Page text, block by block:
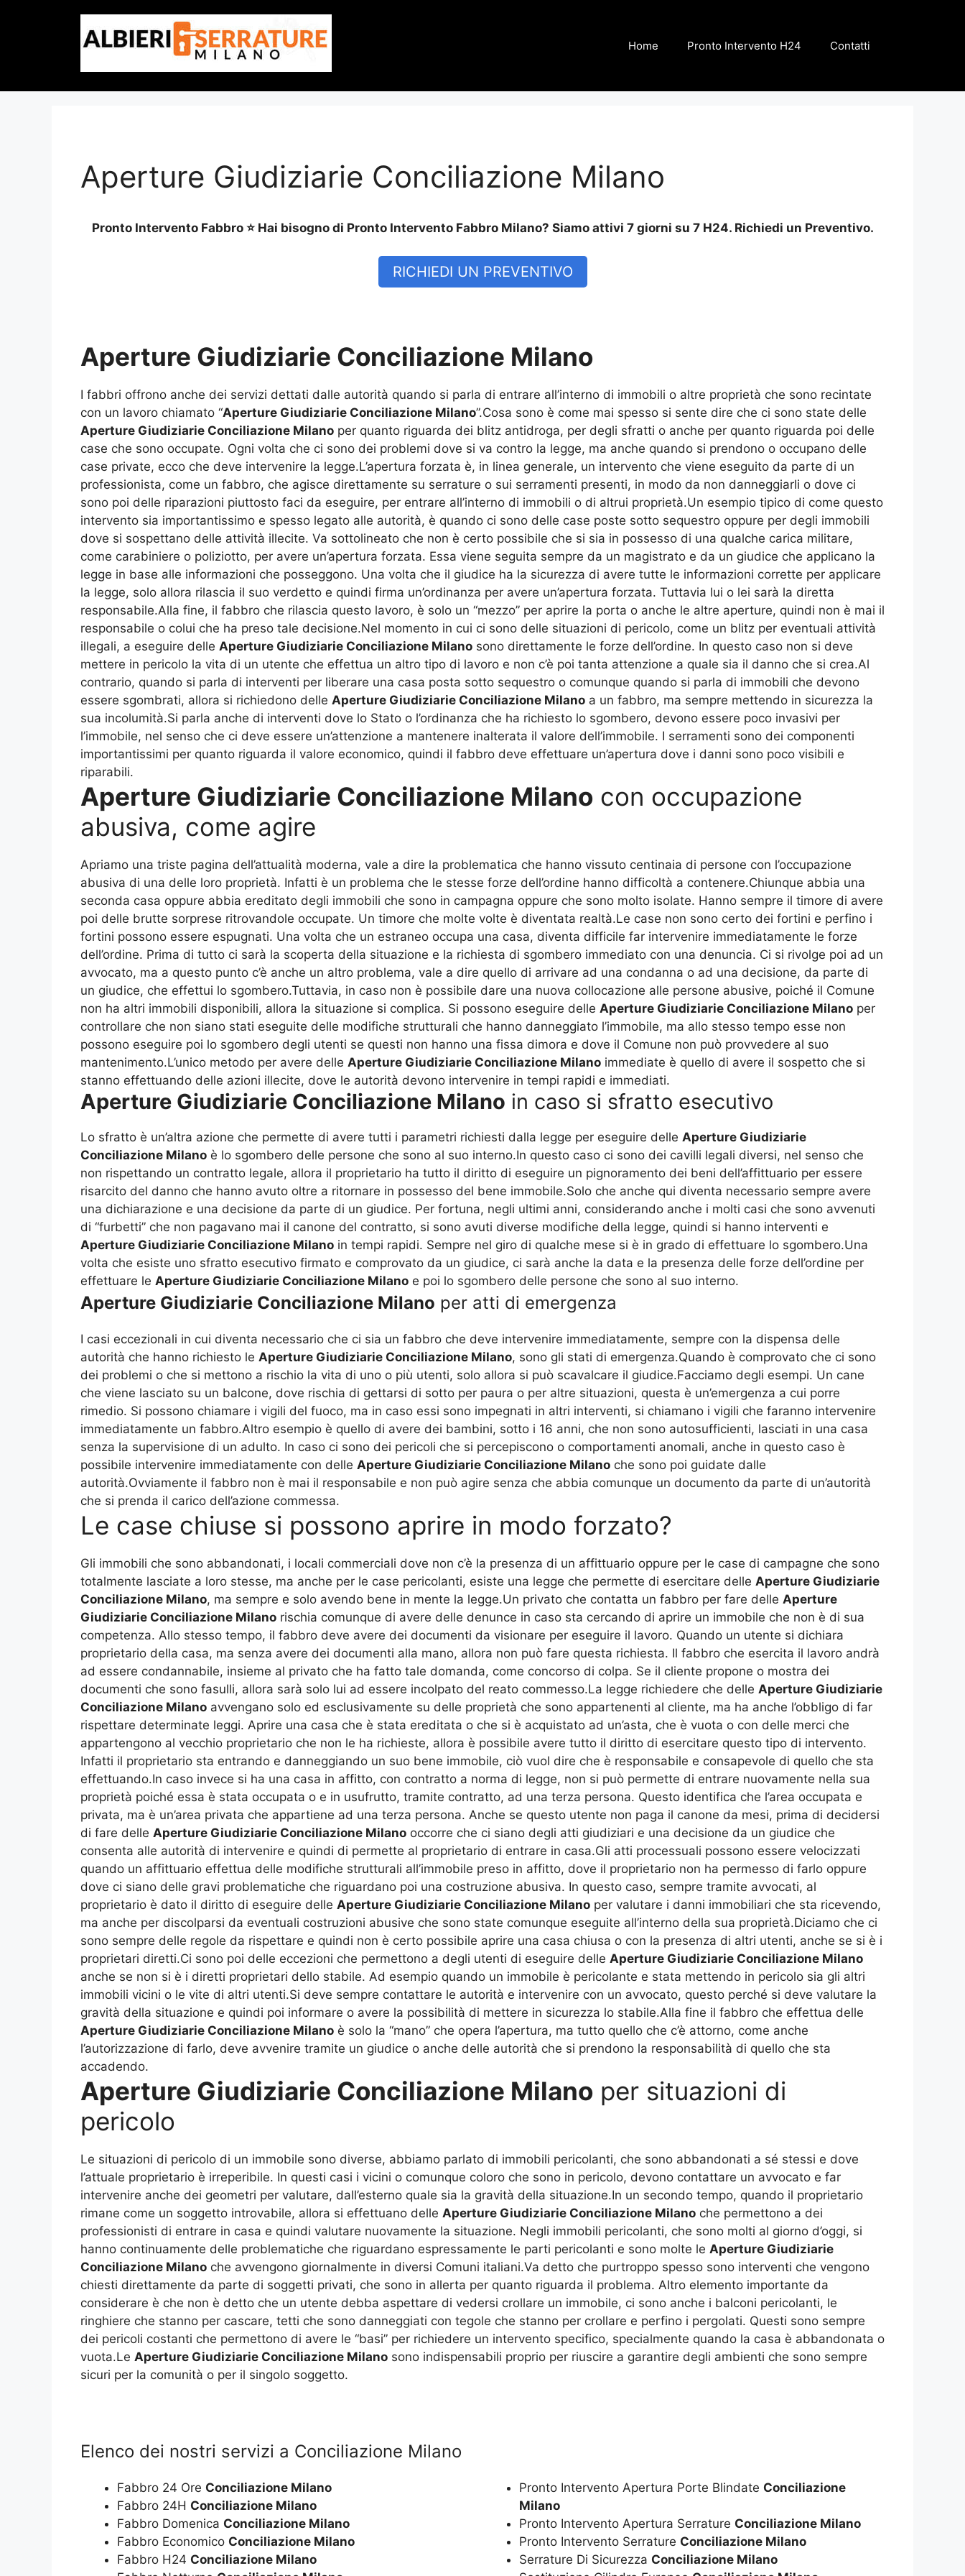
Home Pronto Intervento H24 Contatti
Aperture Giudiziarie Conciliazione Milano
Pronto Intervento Fabbro ⭐ Hai bisogno di Pronto Intervento Fabbro Milano? Siamo attivi 7 giorni su 7 H24. Richiedi un Preventivo.
RICHIEDI UN PREVENTIVO
Aperture Giudiziarie Conciliazione Milano
I fabbri offrono anche dei servizi dettati dalle autorità quando si parla di entrare all’interno di immobili o altre proprietà che sono recintate
con un lavoro chiamato “Aperture Giudiziarie Conciliazione Milano”.Cosa sono è come mai spesso si sente dire che ci sono state delle
Aperture Giudiziarie Conciliazione Milano per quanto riguarda dei blitz antidroga, per degli sfratti o anche per quanto riguarda poi delle
case che sono occupate. Ogni volta che ci sono dei problemi dove si va contro la legge, ma anche quando si prendono o occupano delle
case private, ecco che deve intervenire la legge.L’apertura forzata è, in linea generale, un intervento che viene eseguito da parte di un
professionista, come un fabbro, che agisce direttamente su serrature o sui serramenti presenti, in modo da non danneggiarli o dove ci
sono poi delle riparazioni piuttosto faci da eseguire, per entrare all’interno di immobili o di altrui proprietà.Un esempio tipico di come questo
intervento sia importantissimo e spesso legato alle autorità, è quando ci sono delle case poste sotto sequestro oppure per degli immobili
dove si sospettano delle attività illecite. Va sottolineato che non è certo possibile che si sia in possesso di una qualche carica militare,
come carabiniere o poliziotto, per avere un’apertura forzata. Essa viene seguita sempre da un magistrato e da un giudice che applicano la
legge in base alle informazioni che posseggono. Una volta che il giudice ha la sicurezza di avere tutte le informazioni corrette per applicare
la legge, solo allora rilascia il suo verdetto e quindi firma un’ordinanza per avere un’apertura forzata. Tuttavia lui o lei sarà la diretta
responsabile.Alla fine, il fabbro che rilascia questo lavoro, è solo un “mezzo” per aprire la porta o anche le altre aperture, quindi non è mai il
responsabile o colui che ha preso tale decisione.Nel momento in cui ci sono delle situazioni di pericolo, come un blitz per eventuali attività
illegali, a eseguire delle Aperture Giudiziarie Conciliazione Milano sono direttamente le forze dell’ordine. In questo caso non si deve
mettere in pericolo la vita di un utente che effettua un altro tipo di lavoro e non c’è poi tanta attenzione a quale sia il danno che si crea.Al
contrario, quando si parla di interventi per liberare una casa posta sotto sequestro o comunque quando si parla di immobili che devono
essere sgombrati, allora si richiedono delle Aperture Giudiziarie Conciliazione Milano a un fabbro, ma sempre mettendo in sicurezza la
sua incolumità.Si parla anche di interventi dove lo Stato o l’ordinanza che ha richiesto lo sgombero, devono essere poco invasivi per
l’immobile, nel senso che ci deve essere un’attenzione a mantenere inalterata il valore dell’immobile. I serramenti sono dei componenti
importantissimi per quanto riguarda il valore economico, quindi il fabbro deve effettuare un’apertura dove i danni sono poco visibili e
riparabili.
Aperture Giudiziarie Conciliazione Milano con occupazione
abusiva, come agire
Apriamo una triste pagina dell’attualità moderna, vale a dire la problematica che hanno vissuto centinaia di persone con l’occupazione
abusiva di una delle loro proprietà. Infatti è un problema che le stesse forze dell’ordine hanno difficoltà a contenere.Chiunque abbia una
seconda casa oppure abbia ereditato degli immobili che sono in campagna oppure che sono molto isolate. Hanno sempre il timore di avere
poi delle brutte sorprese ritrovandole occupate. Un timore che molte volte è diventata realtà.Le case non sono certo dei fortini e perfino i
fortini possono essere espugnati. Una volta che un estraneo occupa una casa, diventa difficile far intervenire immediatamente le forze
dell’ordine. Prima di tutto ci sarà la scoperta della situazione e la richiesta di sgombero immediato con una denuncia. Ci si rivolge poi ad un
avvocato, ma a questo punto c’è anche un altro problema, vale a dire quello di arrivare ad una condanna o ad una decisione, da parte di
un giudice, che effettui lo sgombero.Tuttavia, in caso non è possibile dare una nuova collocazione alle persone abusive, poiché il Comune
non ha altri immobili disponibili, allora la situazione si complica. Si possono eseguire delle Aperture Giudiziarie Conciliazione Milano per
controllare che non siano stati eseguite delle modifiche strutturali che hanno danneggiato l’immobile, ma allo stesso tempo esse non
possono eseguire poi lo sgombero degli utenti se questi non hanno una fissa dimora e dove il Comune non può provvedere al suo
mantenimento.L’unico metodo per avere delle Aperture Giudiziarie Conciliazione Milano immediate è quello di avere il sospetto che si
stanno effettuando delle azioni illecite, dove le autorità devono intervenire in tempi rapidi e immediati.
Aperture Giudiziarie Conciliazione Milano in caso si sfratto esecutivo
Lo sfratto è un’altra azione che permette di avere tutti i parametri richiesti dalla legge per eseguire delle Aperture Giudiziarie
Conciliazione Milano è lo sgombero delle persone che sono al suo interno.In questo caso ci sono dei cavilli legali diversi, nel senso che
non rispettando un contratto legale, allora il proprietario ha tutto il diritto di eseguire un pignoramento dei beni dell’affittuario per essere
risarcito del danno che hanno avuto oltre a ritornare in possesso del bene immobile.Solo che anche qui diventa necessario sempre avere
una dichiarazione e una decisione da parte di un giudice. Per fortuna, negli ultimi anni, considerando anche i molti casi che sono avvenuti
di “furbetti” che non pagavano mai il canone del contratto, si sono avuti diverse modifiche della legge, quindi si hanno interventi e
Aperture Giudiziarie Conciliazione Milano in tempi rapidi. Sempre nel giro di qualche mese si è in grado di effettuare lo sgombero.Una
volta che esiste uno sfratto esecutivo firmato e comprovato da un giudice, ci sarà anche la data e la presenza delle forze dell’ordine per
effettuare le Aperture Giudiziarie Conciliazione Milano e poi lo sgombero delle persone che sono al suo interno.
Aperture Giudiziarie Conciliazione Milano per atti di emergenza
I casi eccezionali in cui diventa necessario che ci sia un fabbro che deve intervenire immediatamente, sempre con la dispensa delle
autorità che hanno richiesto le Aperture Giudiziarie Conciliazione Milano, sono gli stati di emergenza.Quando è comprovato che ci sono
dei problemi o che si mettono a rischio la vita di uno o più utenti, solo allora si può scavalcare il giudice.Facciamo degli esempi. Un cane
che viene lasciato su un balcone, dove rischia di gettarsi di sotto per paura o per altre situazioni, questa è un’emergenza a cui porre
rimedio. Si possono chiamare i vigili del fuoco, ma in caso essi sono impegnati in altri interventi, si chiamano i vigili che faranno intervenire
immediatamente un fabbro.Altro esempio è quello di avere dei bambini, sotto i 16 anni, che non sono autosufficienti, lasciati in una casa
senza la supervisione di un adulto. In caso ci sono dei pericoli che si percepiscono o comportamenti anomali, anche in questo caso è
possibile intervenire immediatamente con delle Aperture Giudiziarie Conciliazione Milano che sono poi guidate dalle
autorità.Ovviamente il fabbro non è mai il responsabile e non può agire senza che abbia comunque un documento da parte di un’autorità
che si prenda il carico dell’azione commessa.
Le case chiuse si possono aprire in modo forzato?
Gli immobili che sono abbandonati, i locali commerciali dove non c’è la presenza di un affittuario oppure per le case di campagne che sono
totalmente lasciate a loro stesse, ma anche per le case pericolanti, esiste una legge che permette di esercitare delle Aperture Giudiziarie
Conciliazione Milano, ma sempre e solo avendo bene in mente la legge.Un privato che contatta un fabbro per fare delle Aperture
Giudiziarie Conciliazione Milano rischia comunque di avere delle denunce in caso sta cercando di aprire un immobile che non è di sua
competenza. Allo stesso tempo, il fabbro deve avere dei documenti da visionare per eseguire il lavoro. Quando un utente si dichiara
proprietario della casa, ma senza avere dei documenti alla mano, allora non può fare questa richiesta. Il fabbro che esercita il lavoro andrà
ad essere condannabile, insieme al privato che ha fatto tale domanda, come concorso di colpa. Se il cliente propone o mostra dei
documenti che sono fasulli, allora sarà solo lui ad essere incolpato del reato commesso.La legge richiedere che delle Aperture Giudiziarie
Conciliazione Milano avvengano solo ed esclusivamente su delle proprietà che sono appartenenti al cliente, ma ha anche l’obbligo di far
rispettare determinate leggi. Aprire una casa che è stata ereditata o che si è acquistato ad un’asta, che è vuota o con delle merci che
appartengono al vecchio proprietario che non le ha richieste, allora è possibile avere tutto il diritto di esercitare questo tipo di intervento.
Infatti il proprietario sta entrando e danneggiando un suo bene immobile, ciò vuol dire che è responsabile e consapevole di quello che sta
effettuando.In caso invece si ha una casa in affitto, con contratto a norma di legge, non si può permette di entrare nuovamente nella sua
proprietà poiché essa è stata occupata o e in usufrutto, tramite contratto, ad una terza persona. Questo identifica che l’area occupata e
privata, ma è un’area privata che appartiene ad una terza persona. Anche se questo utente non paga il canone da mesi, prima di decidersi
di fare delle Aperture Giudiziarie Conciliazione Milano occorre che ci siano degli atti giudiziari e una decisione da un giudice che
consenta alle autorità di intervenire e quindi di permette al proprietario di entrare in casa.Gli atti processuali possono essere velocizzati
quando un affittuario effettua delle modifiche strutturali all’immobile preso in affitto, dove il proprietario non ha permesso di farlo oppure
dove ci siano delle gravi problematiche che riguardano poi una costruzione abusiva. In questo caso, sempre tramite avvocati, al
proprietario è dato il diritto di eseguire delle Aperture Giudiziarie Conciliazione Milano per valutare i danni immobiliari che sta ricevendo,
ma anche per discolparsi da eventuali costruzioni abusive che sono state comunque eseguite all’interno della sua proprietà.Diciamo che ci
sono sempre delle regole da rispettare e quindi non è certo possibile aprire una casa chiusa o con la presenza di altri utenti, anche se si è i
proprietari diretti.Ci sono poi delle eccezioni che permettono a degli utenti di eseguire delle Aperture Giudiziarie Conciliazione Milano
anche se non si è i diretti proprietari dello stabile. Ad esempio quando un immobile è pericolante e stata mettendo in pericolo sia gli altri
immobili vicini o le vite di altri utenti.Si deve sempre contattare le autorità e intervenire con un avvocato, questo perché si deve valutare la
gravità della situazione e quindi poi informare o avere la possibilità di mettere in sicurezza lo stabile.Alla fine il fabbro che effettua delle
Aperture Giudiziarie Conciliazione Milano è solo la “mano” che opera l’apertura, ma tutto quello che c’è attorno, come anche
l’autorizzazione di farlo, deve avvenire tramite un giudice o anche delle autorità che si prendono la responsabilità di quello che sta
accadendo.
Aperture Giudiziarie Conciliazione Milano per situazioni di
pericolo
Le situazioni di pericolo di un immobile sono diverse, abbiamo parlato di immobili pericolanti, che sono abbandonati a sé stessi e dove
l’attuale proprietario è irreperibile. In questi casi i vicini o comunque coloro che sono in pericolo, devono contattare un avvocato e far
intervenire anche dei geometri per valutare, dall’esterno quale sia la gravità della situazione.In un secondo tempo, quando il proprietario
rimane come un soggetto introvabile, allora si effettuano delle Aperture Giudiziarie Conciliazione Milano che permettono a dei
professionisti di entrare in casa e quindi valutare nuovamente la situazione. Negli immobili pericolanti, che sono molti al giorno d’oggi, si
hanno continuamente delle problematiche che riguardano espressamente le parti pericolanti e sono molte le Aperture Giudiziarie
Conciliazione Milano che avvengono giornalmente in diversi Comuni italiani.Va detto che purtroppo spesso sono interventi che vengono
chiesti direttamente da parte di soggetti privati, che sono in allerta per quanto riguarda il problema. Altro elemento importante da
considerare è che non è detto che un utente debba aspettare di vedersi crollare un immobile, ci sono anche i balconi pericolanti, le
ringhiere che stanno per cascare, tetti che sono danneggiati con tegole che stanno per crollare e perfino i pergolati. Questi sono sempre
dei pericoli costanti che permettono di avere le “basi” per richiedere un intervento specifico, specialmente quando la casa è abbandonata o
vuota.Le Aperture Giudiziarie Conciliazione Milano sono indispensabili proprio per riuscire a garantire degli ambienti che sono sempre
sicuri per la comunità o per il singolo soggetto.
Elenco dei nostri servizi a Conciliazione Milano
Fabbro 24 Ore Conciliazione Milano
Fabbro 24H Conciliazione Milano
Fabbro Domenica Conciliazione Milano
Fabbro Economico Conciliazione Milano
Fabbro H24 Conciliazione Milano
Pronto Intervento Apertura Porte Blindate Conciliazione
Milano
Pronto Intervento Apertura Serrature Conciliazione Milano
Pronto Intervento Serrature Conciliazione Milano
Serrature Di Sicurezza Conciliazione Milano